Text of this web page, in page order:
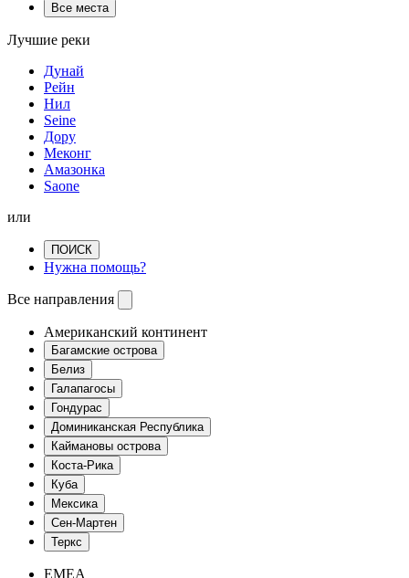
Все места
Лучшие реки
Дунай
Рейн
Нил
Seine
Дору
Меконг
Амазонка
Saone
или
ПОИСК
Нужна помощь?
Все направления
Американский континент
Багамские острова
Белиз
Галапагосы
Гондурас
Доминиканская Республика
Каймановы острова
Коста-Рика
Куба
Мексика
Сен-Мартен
Теркс
EMEA